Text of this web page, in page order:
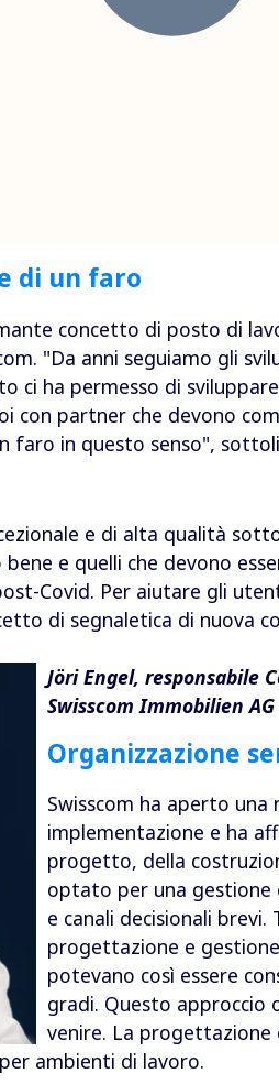
di un faro
concetto di posto di
"Da anni seguiamo gli
ci ha permesso di
con partner che devono
in questo senso",
e di alta qualità
e quelli che devono
Covid. Per aiutare gli
di segnaletica di nuova
Jöri Engel, responsabile
Swisscom Immobilien AG
Organizzazione
Swisscom ha aperto
implementazione e ha
progetto, della
optato per una
e canali decisionali
progettazione e
potevano così essere
gradi. Questo approccio
venire. La
ambienti di lavoro.